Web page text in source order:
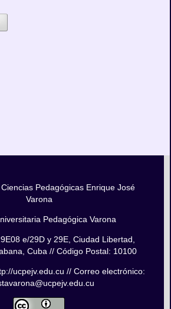
Pedagógicas Enrique José
Varona
Pedagógica Varona
e/29D y 29E, Ciudad Libertad,
Cuba // Código Postal: 10100
ucpejv.edu.cu // Correo electrónico: